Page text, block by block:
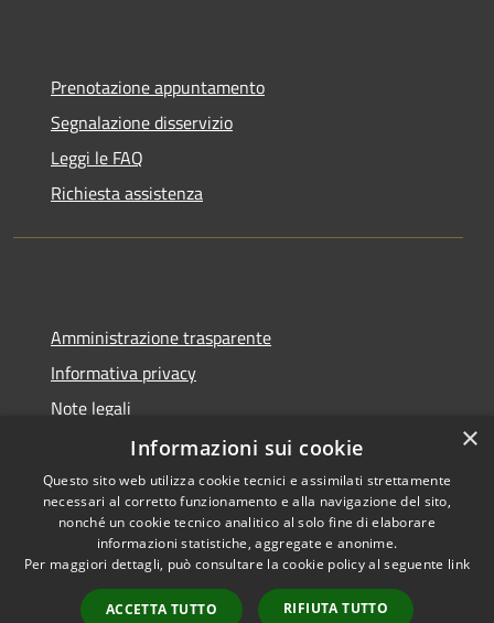
Prenotazione appuntamento
Segnalazione disservizio
Leggi le FAQ
Richiesta assistenza
Amministrazione trasparente
Informativa privacy
Note legali
Dichiarazione di accessibilità
RSS
Accessibilità
Copyright © 2026 • Comune di
Municipium•
Accesso
×
Informazioni sui cookie
Questo sito web utilizza cookie tecnici e assimilati strettamente
necessari al corretto funzionamento e alla navigazione del sito,
nonché un cookie tecnico analitico al solo fine di elaborare
informazioni statistiche, aggregate e anonime.
Per maggiori dettagli, può consultare la cookie policy al seguente link
ACCETTA TUTTO RIFIUTA TUTTO